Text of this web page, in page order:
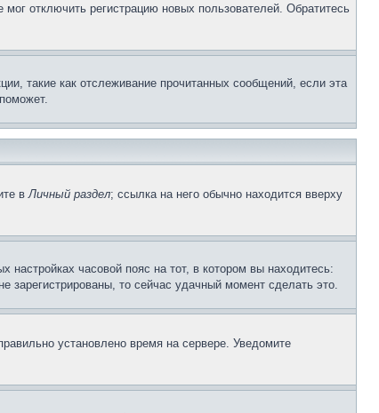
отключить регистрацию новых пользователей. Обратитесь
такие как отслеживание прочитанных сообщений, если эта
вЛичный раздел; ссылка на него обычно находится вверху
часовой пояс на тот, в котором вы находитесь:
зарегистрированы, то сейчас удачный момент сделать это.
установлено время на сервере. Уведомите